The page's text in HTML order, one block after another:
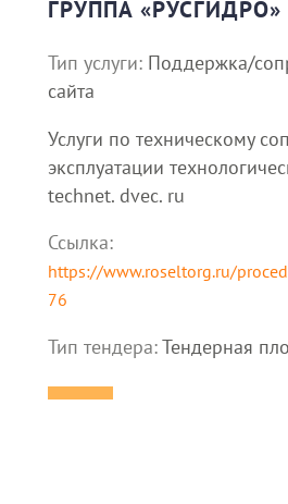
ГРУППА «РУСГИДРО»
Тип услуги: Поддержка/
сайта
Услуги по техническому
эксплуатации
technet. dvec. ru
Ссылка:
https://www.roseltorg.ru/
76
Тип тендера:Тендерная